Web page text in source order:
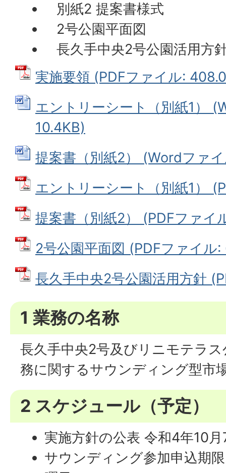
別紙2 提案書様式
2号公園平面図
長久手中央2号公園活用方
実施要領 (PDFファイル:
エントリーシート（別紙1）
10.4KB)
提案書（別紙2） (Wordファ
エントリーシート（別紙1）
提案書（別紙2） (PDFファイ
2号公園平面図 (PDFファイル
長久手中央2号公園活用方針
1 業務の名称
長久手中央2号及びリニモテラ
務に関するサウンディング型市
2 スケジュール（予定）
実施方針の公表 令和4年10
サウンディング参加申込期